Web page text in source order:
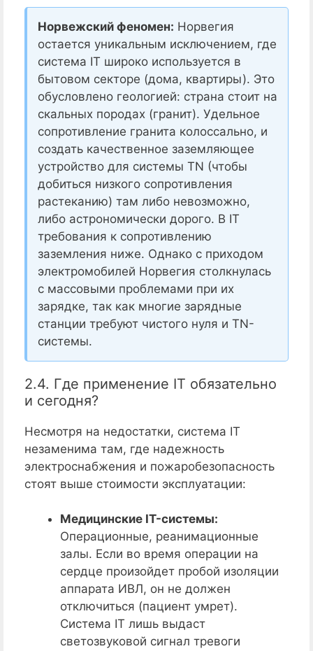
Норвежский феномен: Норвегия
остается уникальным исключением, где
система IT широко используется в
бытовом секторе (дома, квартиры). Это
обусловлено геологией: страна стоит на
скальных породах (гранит). Удельное
сопротивление гранита колоссально, и
создать качественное заземляющее
устройство для системы TN (чтобы
добиться низкого сопротивления
растеканию) там либо невозможно,
либо астрономически дорого. В IT
требования к сопротивлению
заземления ниже. Однако с приходом
электромобилей Норвегия столкнулась
с массовыми проблемами при их
зарядке, так как многие зарядные
станции требуют чистого нуля и TN-
системы.
2.4. Где применение IT обязательно
и сегодня?
Несмотря на недостатки, система IT
незаменима там, где надежность
электроснабжения и пожаробезопасность
стоят выше стоимости эксплуатации:
Медицинские IT-системы:
Операционные, реанимационные
залы. Если во время операции на
сердце произойдет пробой изоляции
аппарата ИВЛ, он не должен
отключиться (пациент умрет).
Система IT лишь выдаст
светозвуковой сигнал тревоги